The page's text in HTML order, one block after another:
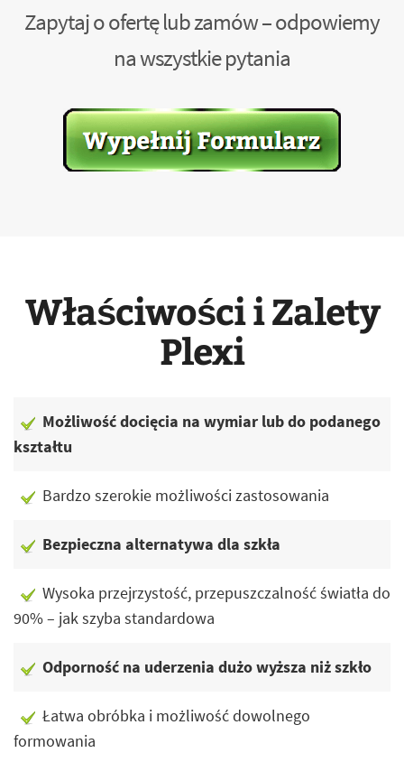
Zapytaj o ofertę lub zamów – odpowiemy
na wszystkie pytania
Właściwości i Zalety
Plexi
Możliwość docięcia na wymiar lub do podanego
kształtu
Bardzo szerokie możliwości zastosowania
Bezpieczna alternatywa dla szkła
Wysoka przejrzystość, przepuszczalność światła do
90% – jak szyba standardowa
Odporność na uderzenia dużo wyższa niż szkło
Łatwa obróbka i możliwość dowolnego
formowania